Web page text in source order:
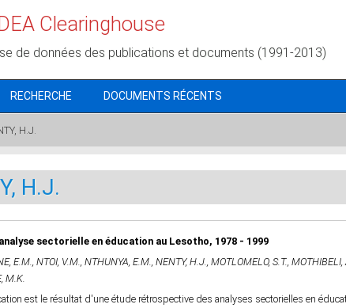
Clearinghouse
de données des publications et documents (1991-2013)
RECHERCHE DOCUMENTS RÉCENTS
H.J.
H.J.
sectorielle en éducation au Lesotho, 1978 - 1999
E.M., NTOI, V.M., NTHUNYA, E.M., NENTY, H.J., MOTLOMELO, S.T., MOTHIBELI,
M.K.
est le résultat d'une étude rétrospective des analyses sectorielles en